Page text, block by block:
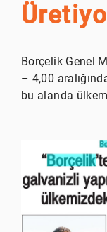
Borçelik Genel
– 4,00
bu alanda